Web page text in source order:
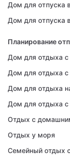
Дом для отпуска
Дом для отпуска
Планирование
Дом для отдыха с
Дом для отдыха с
Дом для отдыха
Дом для отдыха
Отдых с
Отдых у моря
Семейный отдых